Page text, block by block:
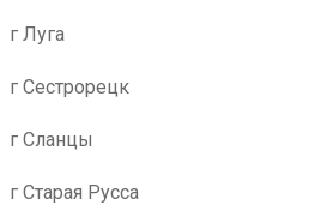
г Луга
г Сестрорецк
г Сланцы
г Старая Русса